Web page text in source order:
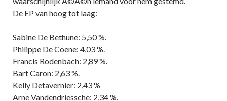
De EP van hoog tot laag:
Sabine De Bethune: 5,50 %.
Philippe De Coene: 4,03 %.
Francis Rodenbach: 2,89 %.
Bart Caron: 2,63 %.
Kelly Detavernier: 2,43 %
Arne Vandendriessche: 2,34 %.